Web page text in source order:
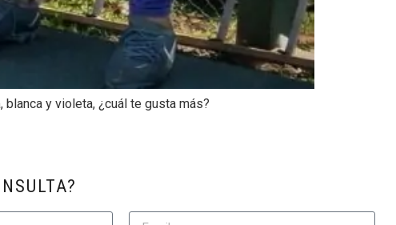
y violeta, ¿cuál te gusta más?